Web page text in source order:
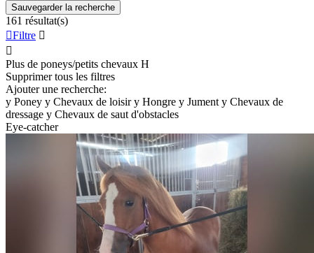
Sauvegarder la recherche
161 résultat(s)
Filtre 

Plus de poneys/petits chevaux H
Supprimer tous les filtres
Ajouter une recherche:
y Poney y Chevaux de loisir y Hongre y Jument y Chevaux de
dressage y Chevaux de saut d'obstacles
Eye-catcher